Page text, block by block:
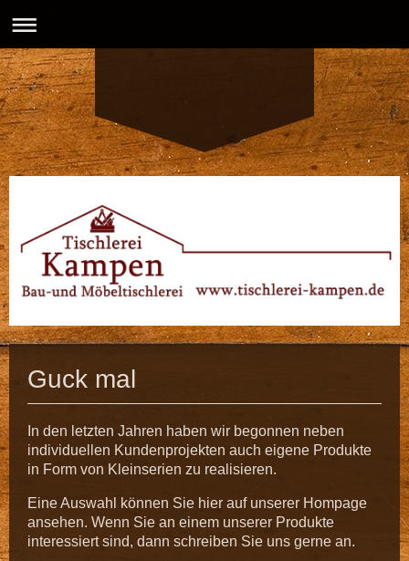
Guck mal
In den letzten Jahren haben wir begonnen neben
individuellen Kundenprojekten auch eigene Produkte
in Form von Kleinserien zu realisieren.
Eine Auswahl können Sie hier auf unserer Hompage
ansehen. Wenn Sie an einem unserer Produkte
interessiert sind, dann schreiben Sie uns gerne an.